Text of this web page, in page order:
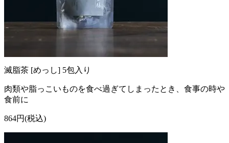
滅脂茶 [めっし] 5包入り
肉類や脂っこいものを食べ過ぎてしまったとき、食事の時や
食前に
864円(税込)